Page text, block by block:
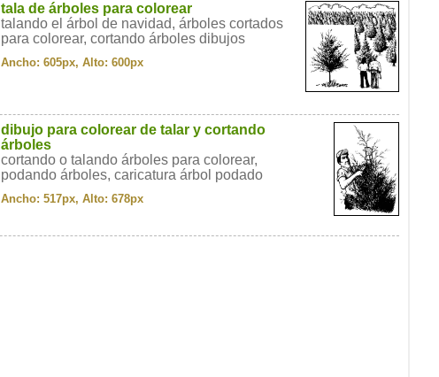
tala de árboles para colorear
talando el árbol de navidad, árboles cortados
para colorear, cortando árboles dibujos
Ancho: 605px, Alto: 600px
dibujo para colorear de talar y cortando
árboles
cortando o talando árboles para colorear,
podando árboles, caricatura árbol podado
Ancho: 517px, Alto: 678px